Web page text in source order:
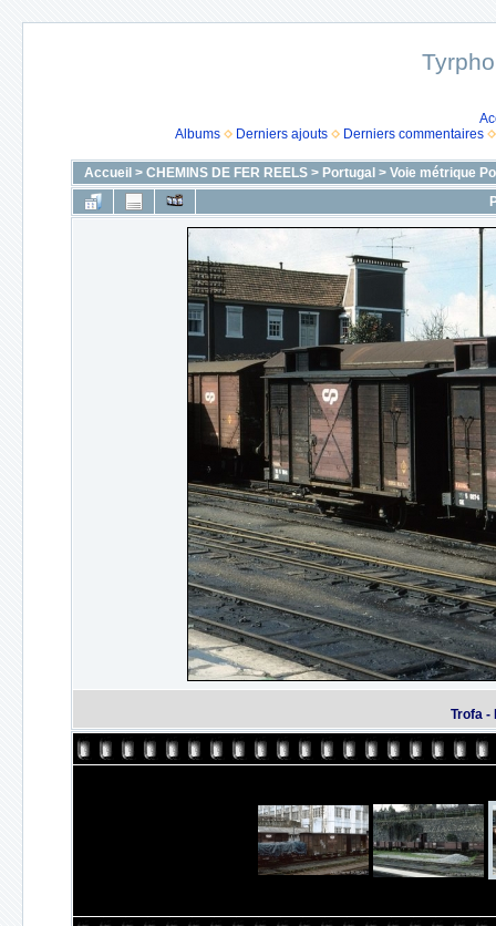
Albums
Derniers ajouts Derniers commentaires
Accueil > CHEMINS DE FER REELS> Portugal > Voie métrique
Trofa -